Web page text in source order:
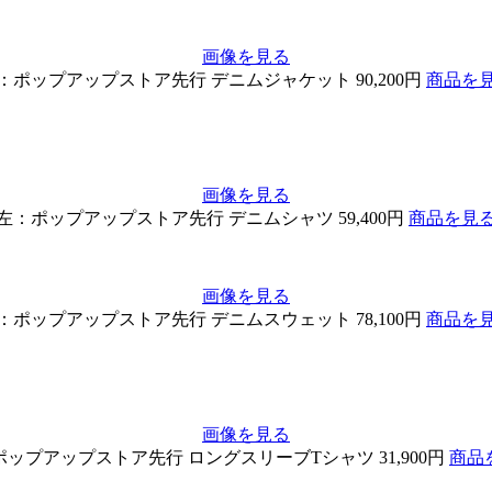
画像を見る
ポップアップストア先行 デニムジャケット 90,200円 商品を
画像を見る
：ポップアップストア先行 デニムシャツ 59,400円 商品を見
画像を見る
ポップアップストア先行 デニムスウェット 78,100円 商品を
画像を見る
ップアップストア先行 ロングスリーブTシャツ 31,900円 商品